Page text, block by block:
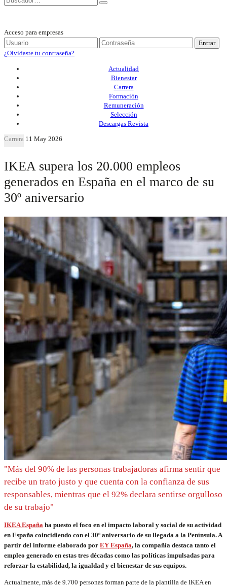
Acceso para empresas
Entrar
¿Olvidaste tu contraseña?
Actualidad
Bienestar
Carrera
Formación
Remuneración
Selección
Descargas Revista
Carrera 11 May 2026
IKEA supera los 20.000 empleos
generados en España en el marco de su
30º aniversario
"Más del 90% de las personas trabajadoras afirma sentir que
recibe un trato justo y que cuenta con la confianza de sus
responsables, mientras que el 92% declara sentirse orgulloso
de su trabajo"
IKEA España ha puesto el foco en el impacto laboral y social de su actividad
en España coincidiendo con el 30º aniversario de su llegada a la Península. A
partir del informe elaborado por EY España, la compañía destaca tanto el
empleo generado en estas tres décadas como las políticas impulsadas para
reforzar la estabilidad, la igualdad y el bienestar de sus equipos.
Actualmente, más de 9.700 personas forman parte de la plantilla de IKEA en